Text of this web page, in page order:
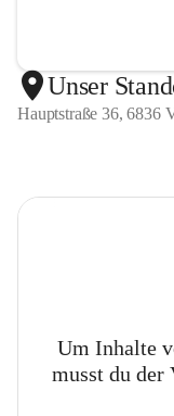
Unser
Hauptstraße 36, 6836
Um Inhalte
musst du der